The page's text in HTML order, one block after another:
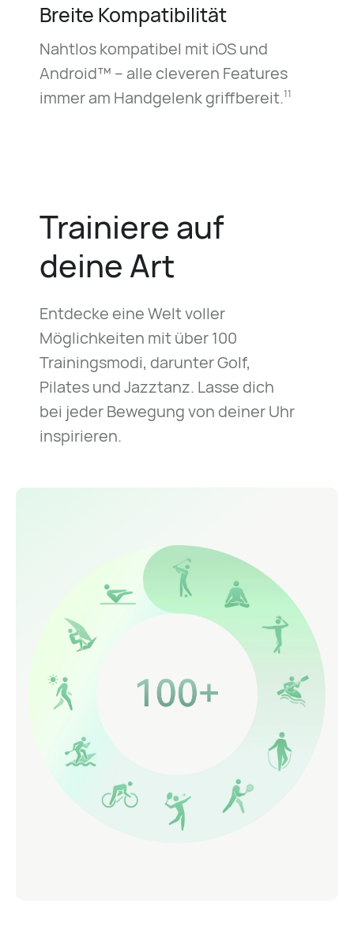
Breite Kompatibilität
Nahtlos kompatibel mit iOS und
Android™ – alle cleveren Features
immer am Handgelenk griffbereit.11
Trainiere auf
deine Art
Entdecke eine Welt voller
Möglichkeiten mit über 100
Trainingsmodi, darunter Golf,
Pilates und Jazztanz. Lasse dich
bei jeder Bewegung von deiner Uhr
inspirieren.